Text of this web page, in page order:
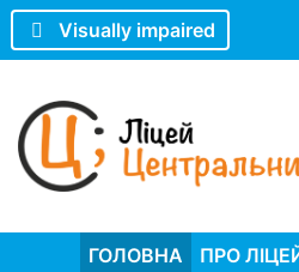
Visually impaired
ГОЛОВНА ПРО